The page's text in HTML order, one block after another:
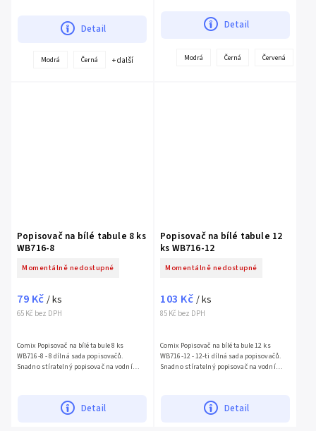
Detail
Modrá Černá + další
Detail
Modrá Černá Červená
Popisovač na bílé tabule 8 ks
WB716-8
Momentálně nedostupné
65 Kč bez DPH
79 Kč / ks
Detail
Comix Popisovač na bílé tabule 8 ks
WB716-8 - 8 dílná sada popisovačů.
Snadno stíratelný popisovač na vodní
Popisovač na bílé tabule 12
ks WB716-12
Momentálně nedostupné
85 Kč bez DPH
103 Kč / ks
Detail
Comix Popisovač na bílé tabule 12 ks
WB716-12 - 12-ti dílná sada popisovačů.
Snadno stíratelný popisovač na vodní